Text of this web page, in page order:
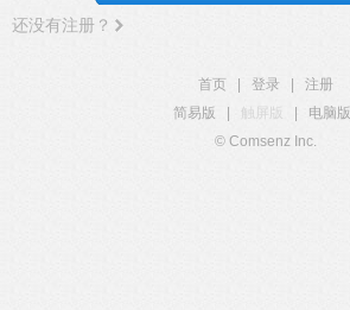
还没有注册？
首页 登录
注册
简易版
触屏版 电脑版
© Comsenz Inc.